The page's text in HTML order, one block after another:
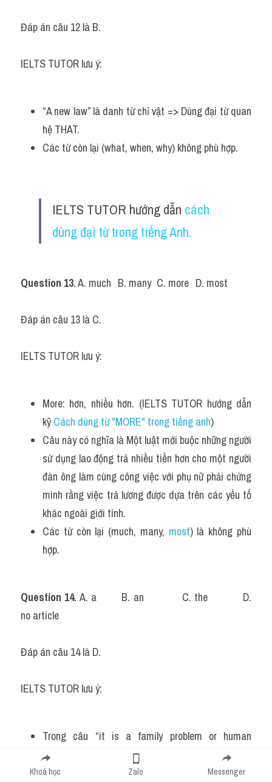
Đáp án câu 12 là B.
IELTS TUTOR lưu ý:
“A new law” là danh từ chỉ vật => Dùng đại từ quan
hệ THAT.
Các từ còn lại (what, when, why) không phù hợp.
IELTS TUTOR hướng dẫn cách
dùng đại từ trong tiếng Anh.
Question 13 . A. much	B. many	C. more	D. most
Đáp án câu 13 là C.
IELTS TUTOR lưu ý:
More: hơn, nhiều hơn. (IELTS TUTOR hướng dẫn
kỹ Cách dùng từ "MORE" trong tiếng anh)
Câu này có nghĩa là Một luật mới buộc những người
sử dụng lao động trả nhiều tiền hơn cho một người
đàn ông làm cùng công việc với phụ nữ phải chứng
minh rằng việc trả lương được dựa trên các yếu tố
khác ngoài giới tính.
Các từ còn lại (much, many, most) là không phù
hợp.
Question 14. A. a		B. an		C. the		D.
no article
Đáp án câu 14 là D.
IELTS TUTOR lưu ý:
Trong câu “it is a family problem or human
problem”,
Mạo từ không xác định “a” đã được dùng chung cho
Khoá học Zalo Messenger